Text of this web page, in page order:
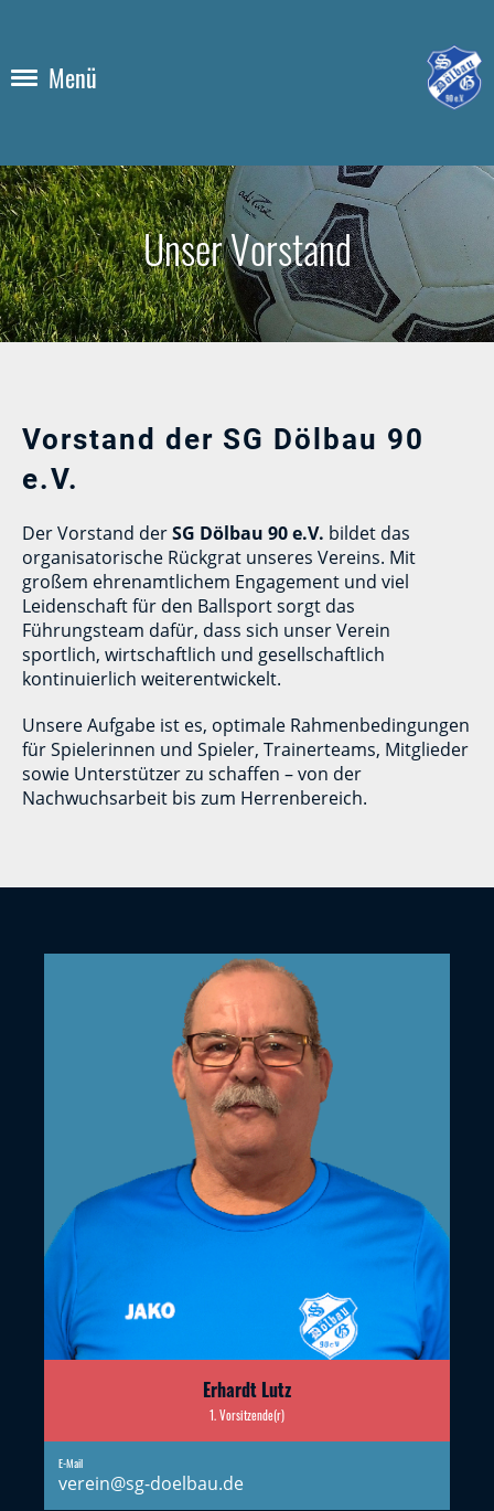
Menü
Unser Vorstand
Vorstand der SG Dölbau 90
e.V.
Der Vorstand derSG Dölbau 90 e.V. bildet das
organisatorische Rückgrat unseres Vereins. Mit
großem ehrenamtlichem Engagement und viel
Leidenschaft für den Ballsport sorgt das
Führungsteam dafür, dass sich unser Verein
sportlich, wirtschaftlich und gesellschaftlich
kontinuierlich weiterentwickelt.
Unsere Aufgabe ist es, optimale Rahmenbedingungen
für Spielerinnen und Spieler, Trainerteams, Mitglieder
sowie Unterstützer zu schaffen – von der
Nachwuchsarbeit bis zum Herrenbereich.
Erhardt Lutz
1. Vorsitzende(r)
E-Mail
verein@sg-doelbau.de